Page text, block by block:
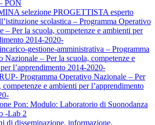
PON
selezione PROGETTISTA esperto
scolastica – Programma Operativo
– Per la scuola, competenze e ambienti per
2014-2020-
gestione-amministrativa – Programma
Nazionale – Per la scuola, competenze e
l’apprendimento 2014-2020-
Programma Operativo Nazionale – Per
competenze e ambienti per l’apprendimento
Pon: Modulo: Laboratorio di Suonodanza
-Lab 2
di disseminazione, informazione,